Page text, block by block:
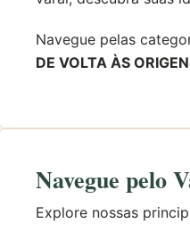
Navegue pelas
DE VOLTA ÀS
Navegue pelo
Explore nossas